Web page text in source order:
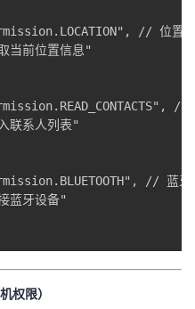
// 位置
当前位置信息"
//
联系人列表"
// 蓝牙
蓝牙设备"
权限）​